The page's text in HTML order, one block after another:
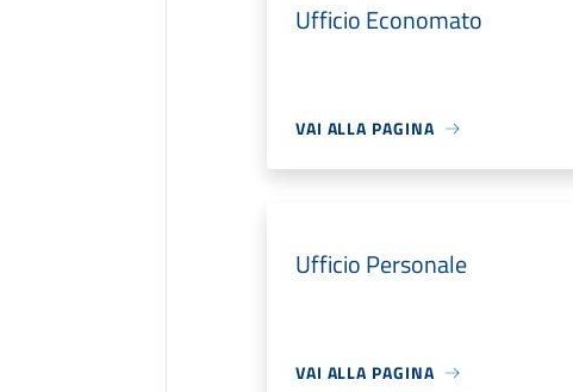
Ufficio Economato
VAI ALLA PAGINA
Ufficio Personale
VAI ALLA PAGINA